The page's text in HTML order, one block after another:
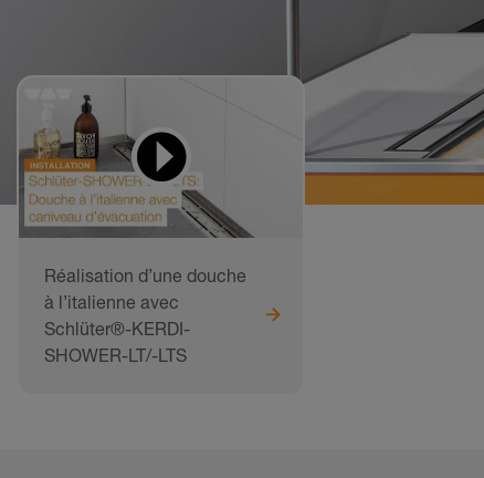
Réalisation d’une douche
à l’italienne avec
Schlüter®-KERDI-
SHOWER-LT/-LTS